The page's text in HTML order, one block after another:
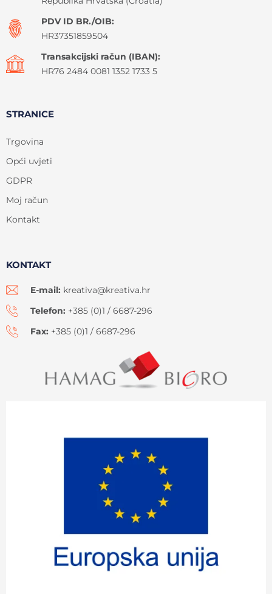
PDV ID BR./OIB:
HR37351859504
Transakcijski račun (IBAN):
HR76 2484 0081 1352 1733 5
STRANICE
Trgovina
Opći uvjeti
GDPR
Moj račun
Kontakt
KONTAKT
E-mail: kreativa@kreativa.hr
Telefon: +385 (0)1 / 6687-296
Fax: +385 (0)1 / 6687-296